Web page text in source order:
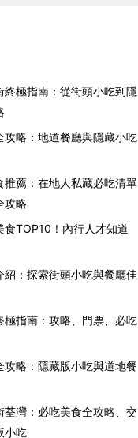
終極指南：從街頭小吃到隱
攻略：地道餐廳與隱藏小吃
推薦：在地人私藏必吃清單
攻略
食TOP10！內行人才知道
紹：探索街頭小吃與餐廳佳
極指南：攻略、門票、必吃
攻略：隱藏版小吃與道地餐
荃灣：必吃美食全攻略、交
小吃